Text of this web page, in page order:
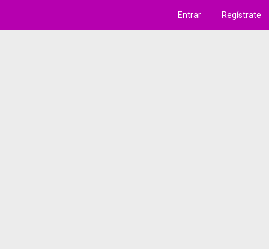
Entrar Regístrate